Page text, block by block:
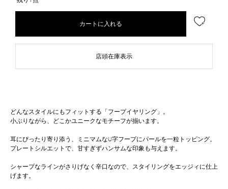
カートに入れる
店頭在庫表示
どんなスタイルにもフィットする「フープイヤリング」。
小ぶりながら、どこかユニークなモチーフが揃います。
耳にぴったり寄り添う、ミニマムなU字フープにパールを一粒トッピング。
プレートシルエットで、甘すぎずハンサムな印象も与えます。
シャープなラインがさりげなく辛口なので、スタイリングをエッジィに仕上
げます。